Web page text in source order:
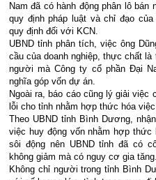
Nam đã có hành động phân lô bán
quy định pháp luật và chỉ đạo
quy định đối với KCN.
UBND tỉnh phân tích, việc ông
cầu của doanh nghiệp, thực chất
người mà Công ty cổ phần Đại
nghĩa góp vốn dự án.
Ngoài ra, báo cáo cũng lý giải việc
lỗi cho tỉnh nhằm hợp thức hóa
Theo UBND tỉnh Bình Dương,
việc huy động vốn nhằm hợp thức
sôi động nên UBND tỉnh đã có
không giảm mà có nguy cơ gia tăng.
Không chỉ người trong tỉnh Bình